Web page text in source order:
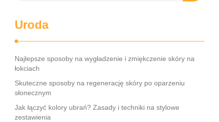
Uroda
Najlepsze sposoby na wygładzenie i zmiękczenie skóry na
łokciach
Skuteczne sposoby na regenerację skóry po oparzeniu
słonecznym
Jak łączyć kolory ubrań? Zasady i techniki na stylowe
zestawienia